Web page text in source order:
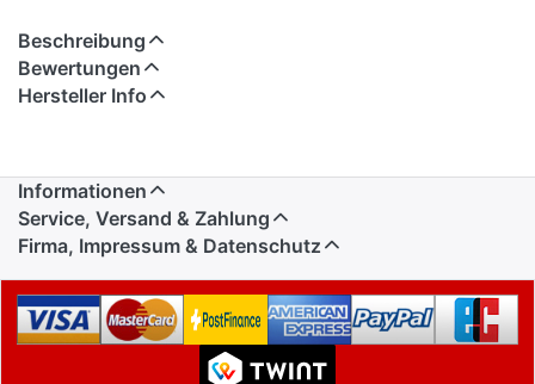
Beschreibung
Bewertungen
Hersteller Info
Informationen
Service, Versand & Zahlung
Firma, Impressum & Datenschutz